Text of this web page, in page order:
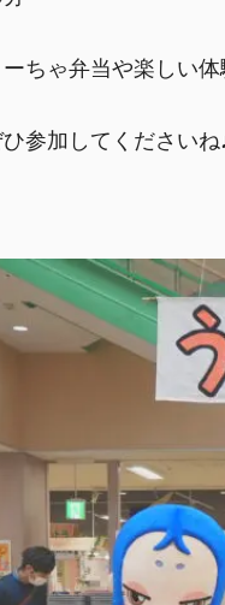
ちゃ弁当や楽しい
参加してくださいね